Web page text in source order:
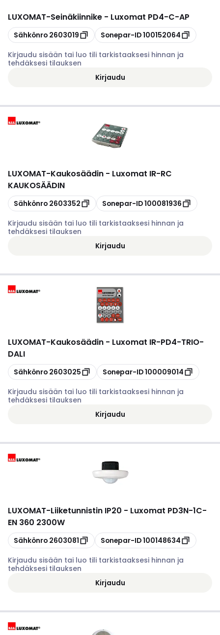
LUXOMAT-Seinäkiinnike - Luxomat PD4-C-AP
Kopioi
Sähkönro 2603019 Kopioi
Sonepar-ID100152064
Kirjaudu sisään tai luo tili tarkistaaksesi hinnan ja
tehdäksesi tilauksen
Kirjaudu
LUXOMAT-Kaukosäädin - Luxomat IR-RC
KAUKOSÄÄDIN
Kopioi
Sähkönro 2603352 Kopioi
Sonepar-ID100081936
Kirjaudu sisään tai luo tili tarkistaaksesi hinnan ja
tehdäksesi tilauksen
Kirjaudu
LUXOMAT-Kaukosäädin - Luxomat IR-PD4-TRIO-
DALI
Kopioi
Sähkönro 2603025 Kopioi
Sonepar-ID100009014
Kirjaudu sisään tai luo tili tarkistaaksesi hinnan ja
tehdäksesi tilauksen
Kirjaudu
LUXOMAT-Liiketunnistin IP20 - Luxomat PD3N-1C-
EN 360 2300W
Kopioi
Sähkönro 2603081 Kopioi
Sonepar-ID100148634
Kirjaudu sisään tai luo tili tarkistaaksesi hinnan ja
tehdäksesi tilauksen
Kirjaudu